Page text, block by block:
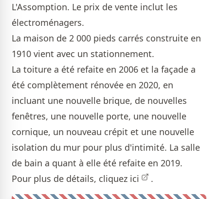
L'Assomption. Le prix de vente inclut les
électroménagers.
La maison de 2 000 pieds carrés construite en
1910 vient avec un stationnement.
La toiture a été refaite en 2006 et la façade a
été complètement rénovée en 2020, en
incluant une nouvelle brique, de nouvelles
fenêtres, une nouvelle porte, une nouvelle
cornique, un nouveau crépit et une nouvelle
isolation du mur pour plus d'intimité. La salle
de bain a quant à elle été refaite en 2019.
Pour plus de détails, cliquez ici .